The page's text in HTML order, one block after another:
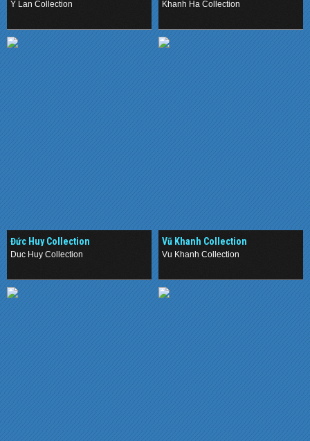
Y Lan Collection Khanh Ha Collection
Đức Huy Collection
Duc Huy Collection
Vũ Khanh Collection
Vu Khanh Collection